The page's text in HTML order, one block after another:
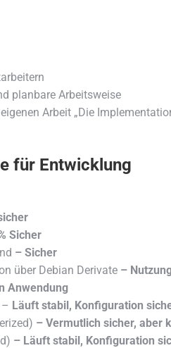
planbare Arbeitsweise
Arbeit „Die
für Entwicklung
Sicher
– Sicher
über Debian Derivate –
Anwendung
Läuft stabil, Konfiguration
– Vermutlich sicher, aber
– Läuft stabil, Konfiguration